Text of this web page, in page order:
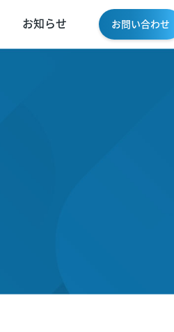
お知らせ お問い合わせ